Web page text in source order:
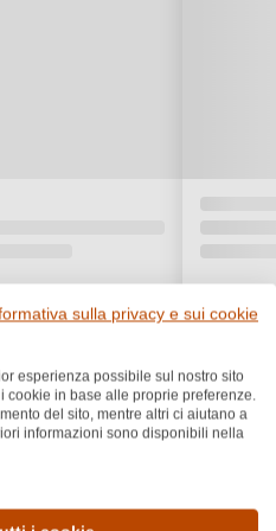
sulla privacy e sui cookie
esperienza possibile sul nostro sito
cookie in base alle proprie preferenze.
del sito, mentre altri ci aiutano a
informazioni sono disponibili nella